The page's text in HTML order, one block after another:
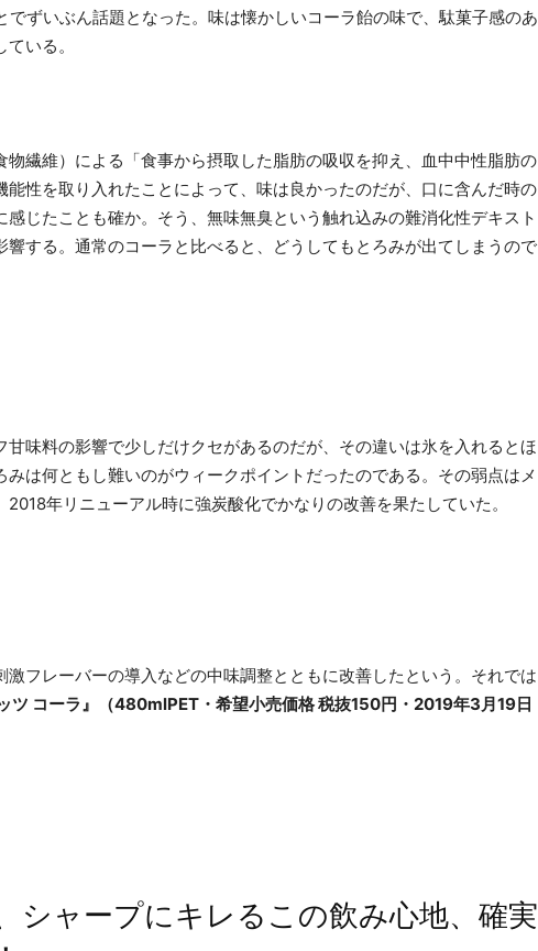
でずいぶん話題となった。味は懐かしいコーラ飴の味で、駄菓子感のあ
いる。
物繊維）による「食事から摂取した脂肪の吸収を抑え、血中中性脂肪の
能性を取り入れたことによって、味は良かったのだが、口に含んだ時の
じたことも確か。そう、無味無臭という触れ込みの難消化性デキスト
響する。通常のコーラと比べると、どうしてもとろみが出てしまうので
甘味料の影響で少しだけクセがあるのだが、その違いは氷を入れるとほ
は何ともし難いのがウィークポイントだったのである。その弱点はメ
年リニューアル時に強炭酸化でかなりの改善を果たしていた。
激フレーバーの導入などの中味調整とともに改善したという。それでは
ツ コーラ』（480mlPET・希望小売価格 税抜150円・2019年3月19日
シャープにキレるこの飲み心地、確実